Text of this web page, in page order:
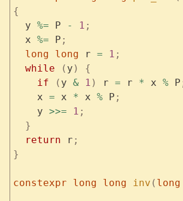
{
  y
%= P - 1 ;
  x
%= P ;
  long
long r = 1 ;
  while
( y )
{
    if
( y & 1 ) r = r * x % P
    x
= x * x % P ;
    y
>>= 1 ;
  }
  return
r ;
}
constexpr long long inv ( long